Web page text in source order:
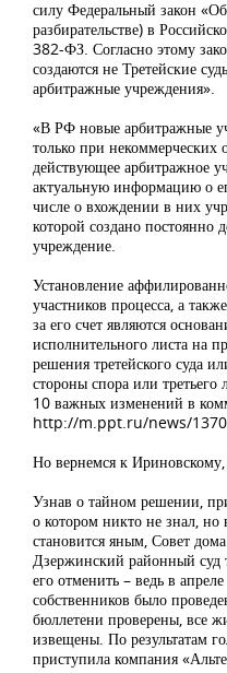
силу Федеральный закон
разбирательстве) в
382-ФЗ. Согласно этому
создаются не Третейские
арбитражные учреждения».
«В РФ новые арбитражные
только при некоммерческих
действующее арбитражное
актуальную информацию о
числе о вхождении в них
которой создано постоянно
учреждение.
Установление
участников процесса, а
за его счет являются
исполнительного листа на
решения третейского суда
стороны спора или третьего
10 важных изменений в
http://m.ppt.ru/news/
Но вернемся к
Узнав о тайном решении,
о котором никто не знал, но
становится яным, Совет
Дзержинский районный суд
его отменить – ведь в
собственников было
бюллетени проверены, все
извещены. По результатам
приступила компания